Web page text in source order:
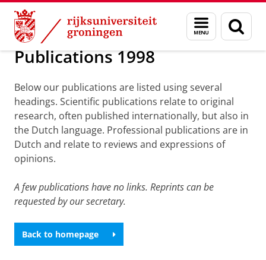
Skip
Content
Skip
Navigation
Menu
en
zoeken
Over ons Publications
Publications 1998
Below our publications are listed using several
headings. Scientific publications relate to original
research, often published internationally, but also in
the Dutch language. Professional publications are in
Dutch and relate to reviews and expressions of
opinions.
A few publications have no links. Reprints can be
requested by our secretary.
Back to homepage